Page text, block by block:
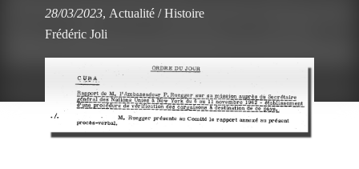
28/03/2023, Actualité /Histoire
Frédéric Joli